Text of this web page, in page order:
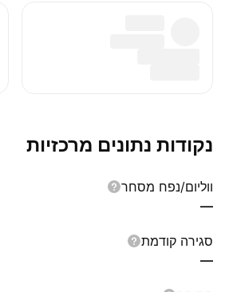
נקודות נתונים מרכזיות
ווליום/נפח מסחר
—
סגירה קודמת
—